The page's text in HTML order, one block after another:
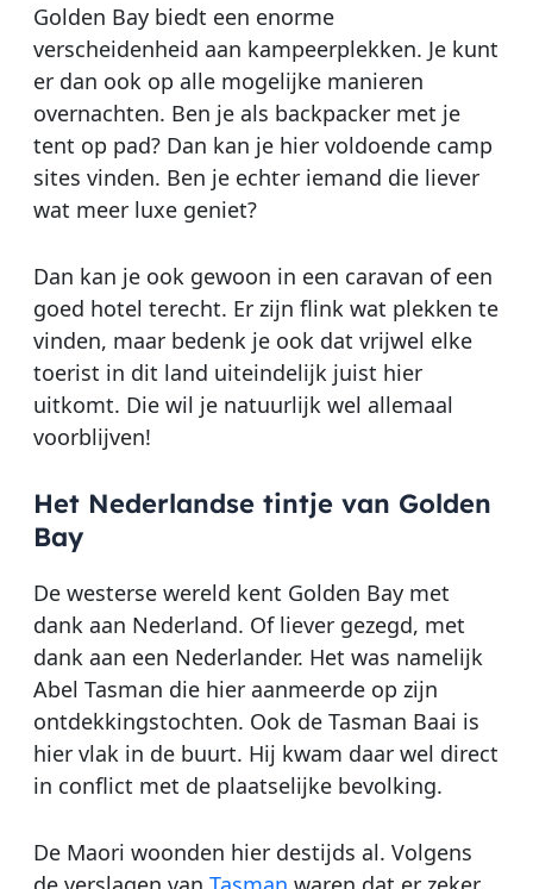
Golden Bay biedt een enorme
verscheidenheid aan kampeerplekken. Je kunt
er dan ook op alle mogelijke manieren
overnachten. Ben je als backpacker met je
tent op pad? Dan kan je hier voldoende camp
sites vinden. Ben je echter iemand die liever
wat meer luxe geniet?
Dan kan je ook gewoon in een caravan of een
goed hotel terecht. Er zijn flink wat plekken te
vinden, maar bedenk je ook dat vrijwel elke
toerist in dit land uiteindelijk juist hier
uitkomt. Die wil je natuurlijk wel allemaal
voorblijven!
Het Nederlandse tintje van Golden
Bay
De westerse wereld kent Golden Bay met
dank aan Nederland. Of liever gezegd, met
dank aan een Nederlander. Het was namelijk
Abel Tasman die hier aanmeerde op zijn
ontdekkingstochten. Ook de Tasman Baai is
hier vlak in de buurt. Hij kwam daar wel direct
in conflict met de plaatselijke bevolking.
De Maori woonden hier destijds al. Volgens